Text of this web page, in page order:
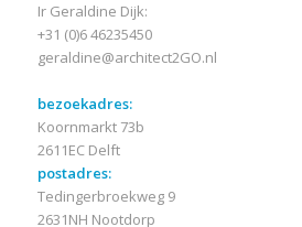
Ir Geraldine Dijk:
+31 (0)6 46235450
geraldine@architect2GO.nl
bezoekadres:
Koornmarkt 73b
2611EC Delft
postadres:
Tedingerbroekweg 9
2631NH Nootdorp